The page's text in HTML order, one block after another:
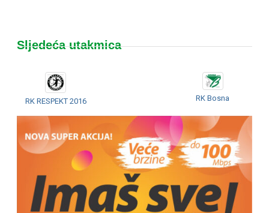
Sljedeća utakmica
RK RESPEKT 2016 RK Bosna